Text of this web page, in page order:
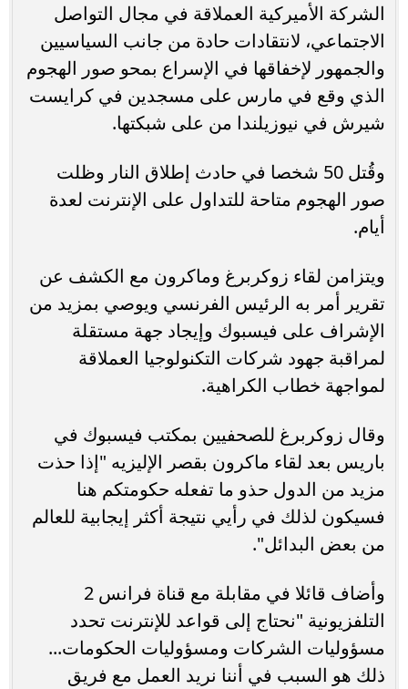
الشركة الأميركية العملاقة في مجال التواصل
الاجتماعي، لانتقادات حادة من جانب السياسيين
والجمهور لإخفاقها في الإسراع بمحو صور الهجوم
الذي وقع في مارس على مسجدين في كرايست
شيرش في نيوزيلندا من على شبكتها.
وقُتل 50 شخصا في حادث إطلاق النار وظلت
صور الهجوم متاحة للتداول على الإنترنت لعدة
أيام.
ويتزامن لقاء زوكربرغ وماكرون مع الكشف عن
تقرير أمر به الرئيس الفرنسي ويوصي بمزيد من
الإشراف على فيسبوك وإيجاد جهة مستقلة
لمراقبة جهود شركات التكنولوجيا العملاقة
لمواجهة خطاب الكراهية.
وقال زوكربرغ للصحفيين بمكتب فيسبوك في
باريس بعد لقاء ماكرون بقصر الإليزيه "إذا حذت
مزيد من الدول حذو ما تفعله حكومتكم هنا
فسيكون لذلك في رأيي نتيجة أكثر إيجابية للعالم
من بعض البدائل".
وأضاف قائلا في مقابلة مع قناة فرانس 2
التلفزيونية "نحتاج إلى قواعد للإنترنت تحدد
مسؤوليات الشركات ومسؤوليات الحكومات...
ذلك هو السبب في أننا نريد العمل مع فريق